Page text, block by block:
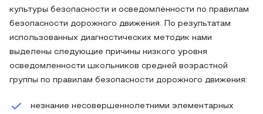
культуры безопасности и осведомленности по правилам
безопасности дорожного движения. По результатам
использованных диагностических методик нами
выделены следующие причины низкого уровня
осведомленности школьников средней возрастной
группы по правилам безопасности дорожного движения:
незнание несовершеннолетними элементарных